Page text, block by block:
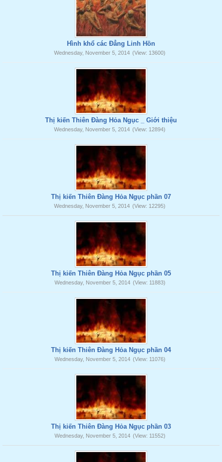
Hình khổ các Đẳng Linh Hồn
Wednesday, November 5, 2014 (View: 13600)
Thị kiến Thiên Đàng Hỏa Ngục _ Giới thiệu
Wednesday, November 5, 2014 (View: 12894)
Thị kiến Thiên Đàng Hỏa Ngục phần 07
Wednesday, November 5, 2014 (View: 12295)
Thị kiến Thiên Đàng Hỏa Ngục phần 05
Wednesday, November 5, 2014 (View: 11883)
Thị kiến Thiên Đàng Hỏa Ngục phần 04
Wednesday, November 5, 2014 (View: 11076)
Thị kiến Thiên Đàng Hỏa Ngục phần 03
Wednesday, November 5, 2014 (View: 11552)